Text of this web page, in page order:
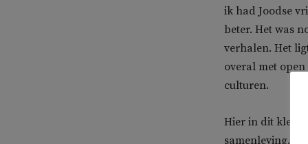
ik had Joodse
beter. Het was
verhalen. Het
overal met
culturen.
Hier in dit kleine
samenleving. In